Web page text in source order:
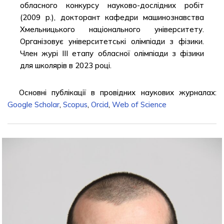
обласного конкурсу науково-дослідних робіт
(2009 р.), докторант кафедри машинознавства
Хмельницького національного університету.
Організовує університетські олімпіади з фізики.
Член журі III етапу обласної олімпіади з фізики
для школярів в 2023 році.
Основні публікації в провідних наукових журналах:
Google Scholar, Scopus, Orcid, Web of Science